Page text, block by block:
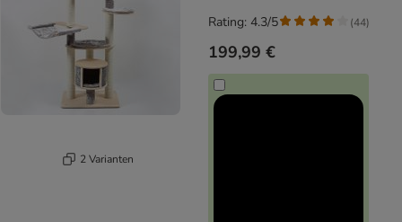
2 Varianten
199,99 €
Rating: 4.3/5 (44)